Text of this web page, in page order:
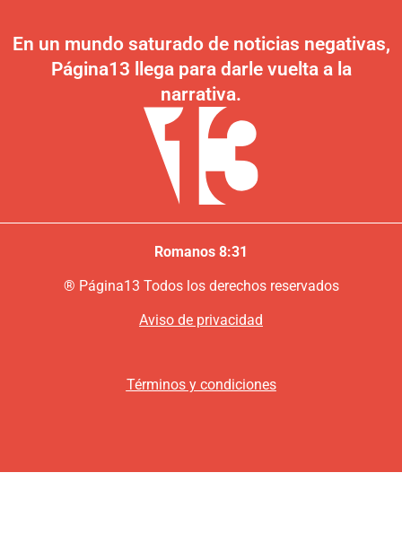
En un mundo saturado de noticias negativas,
Página13 llega para darle vuelta a la
narrativa.
Romanos 8:31
® Página13 Todos los derechos reservados
Aviso de privacidad
Términos y condiciones